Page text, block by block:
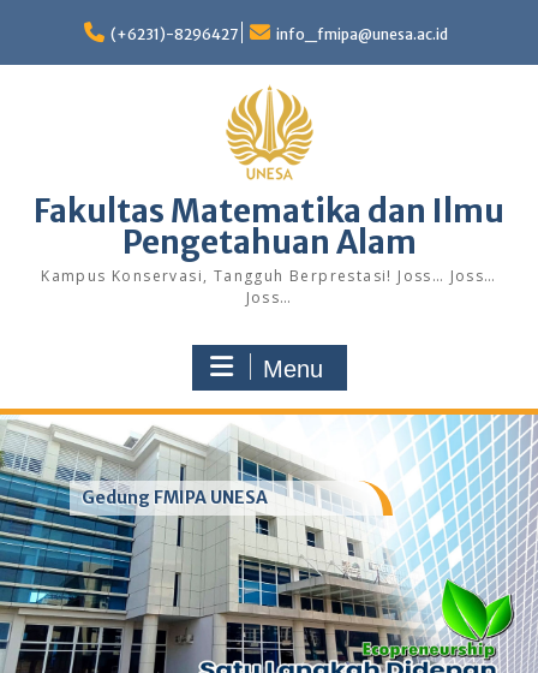
content
(+6231)-8296427 info_fmipa@unesa.ac.id
Fakultas Matematika dan Ilmu
Pengetahuan Alam
Kampus Konservasi, Tangguh Berprestasi! Joss… Joss…
Joss…
Menu
Gedung FMIPA UNESA